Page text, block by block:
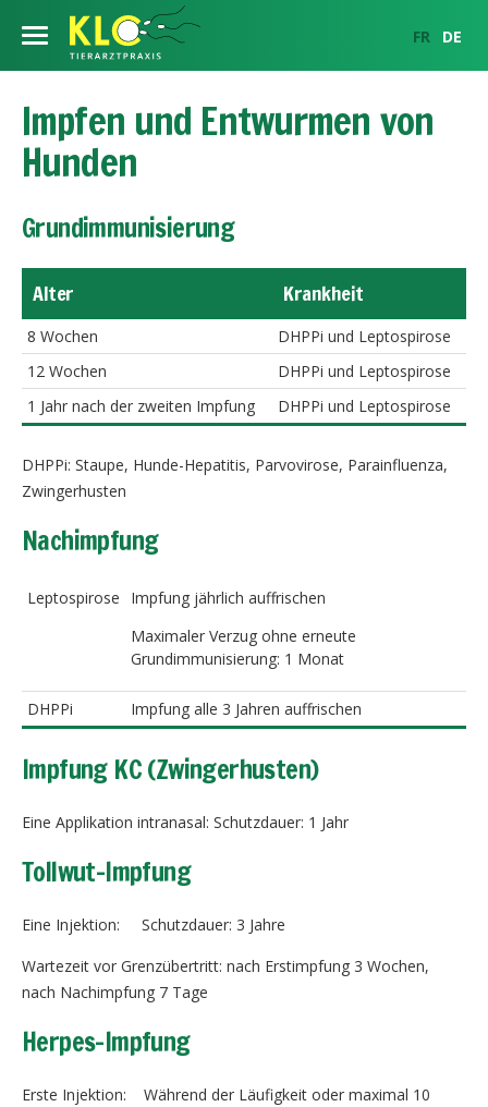
Unser Team
Unsere Leistungen
Pferde Reproduktionszentrum
Künstliche Besamung
Embryo-Transfer
Ovum Pick Up
Pferde
Innere Medizin
Chirurgie
Bildgebung
Orthopädie
Pferdezahnheilkunde
Rinder
Bildgebung
Herdenbetreuung
Haustiere
Innere Medizin
Imagerie
Fortpflanzung
Notfalldienst
Hengste
Hengste
vertreten
Deckbedingungen
Samenbestellungen und Samenimport
Beratung zur Auswahl des Hengstes
Partner
Info für Kunden
Öffnungszeiten
Anfahrtsplan
Kontakt
News
Praktische Information
Hunde
FR DE
Impfen und Entwurmen von
Hunden
Grundimmunisierung
Alter Krankheit
8 Wochen
DHPPi und Leptospirose
12 Wochen
DHPPi und Leptospirose
1 Jahr nach der zweiten Impfung
DHPPi und Leptospirose
DHPPi: Staupe, Hunde-Hepatitis, Parvovirose, Parainfluenza,
Zwingerhusten
Nachimpfung
Leptospirose
Impfung jährlich auffrischen
Maximaler Verzug ohne erneute
Grundimmunisierung: 1 Monat
DHPPi Impfung alle 3 Jahren auffrischen
Impfung KC (Zwingerhusten)
Eine Applikation intranasal: Schutzdauer: 1 Jahr
Tollwut-Impfung
Eine Injektion: Schutzdauer: 3 Jahre
Wartezeit vor Grenzübertritt: nach Erstimpfung 3 Wochen,
nach Nachimpfung 7 Tage
Herpes-Impfung
Erste Injektion: Während der Läufigkeit oder maximal 10